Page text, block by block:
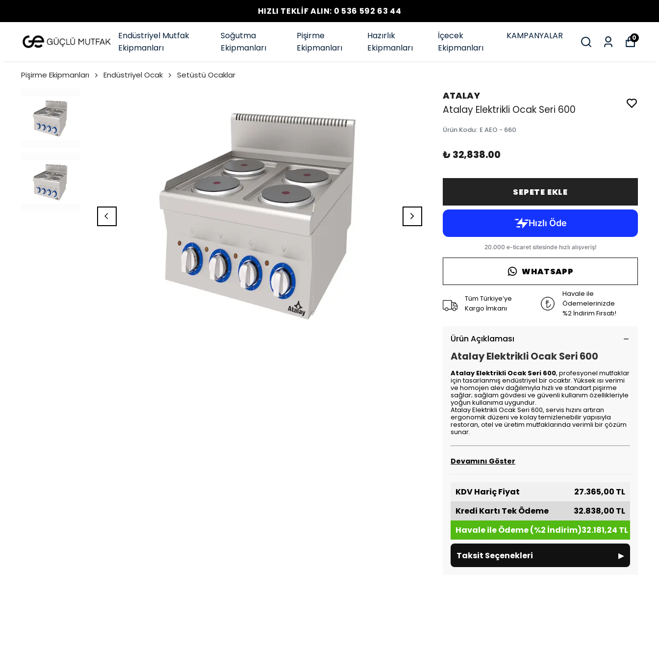
HIZLI TEKLİF ALIN: 0 536 592 63 44
Endüstriyel Mutfak
Ekipmanları
Soğutma
Ekipmanları
Pişirme
Ekipmanları
Hazırlık
Ekipmanları
İçecek
Ekipmanları
KAMPANYALAR 0
Pişirme Ekipmanları Endüstriyel Ocak Setüstü Ocaklar
ATALAY
Atalay Elektrikli Ocak Seri 600
Ürün Kodu: E AEO - 660
₺ 32,838.00
SEPETE EKLE
WHATSAPP
Tüm Türkiye’ye
Kargo İmkanı
Havale ile
Ödemelerinizde
%2 İndirim Fırsatı!
Ürün Açıklaması
Atalay Elektrikli Ocak Seri 600
Atalay Elektrikli Ocak Seri 600, profesyonel mutfaklar
için tasarlanmış endüstriyel bir ocaktır. Yüksek ısı verimi
ve homojen alev dağılımıyla hızlı ve standart pişirme
sağlar; sağlam gövdesi ve güvenli kullanım özellikleriyle
yoğun kullanıma uygundur.
Atalay Elektrikli Ocak Seri 600, servis hızını artıran
ergonomik düzeni ve kolay temizlenebilir yapısıyla
restoran, otel ve üretim mutfaklarında verimli bir çözüm
sunar.
Devamını Göster
KDV Hariç Fiyat
27.365,00 TL
Kredi Kartı Tek Ödeme
32.838,00 TL
Havale ile Ödeme (%2 İndirim)32.181,24 TL
Taksit Seçenekleri ▸